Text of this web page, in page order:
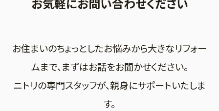
お住まいのちょっとしたお悩みから大きなリフォー
ムまで、まずはお話をお聞かせください。
ニトリの専門スタッフが、親身にサポートいたしま
す。